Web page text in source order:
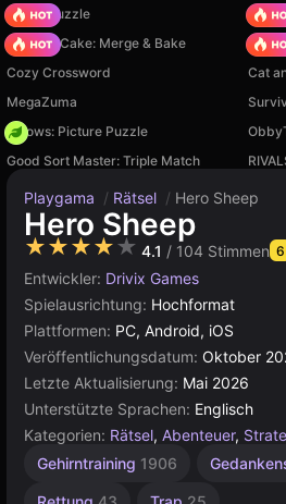
Arrow Puzzle
+1
Piece of Cake: Merge & Bake
Barry
Cozy Crossword
Cat
MegaZuma
Arrows: Picture Puzzle
Good Sort Master: Triple Match
Playgama / Rätsel / Hero Sheep
Hero Sheep
★★★★★ 4.1 / 104 Stimmen 6
Entwickler: Drivix Games
Spielausrichtung: Hochformat
Plattformen: PC, Android, iOS
Veröffentlichungsdatum: Oktober
Letzte Aktualisierung: Mai 2026
Unterstützte Sprachen: Englisch
Kategorien: Rätsel, Abenteuer,
Gehirntraining 1906